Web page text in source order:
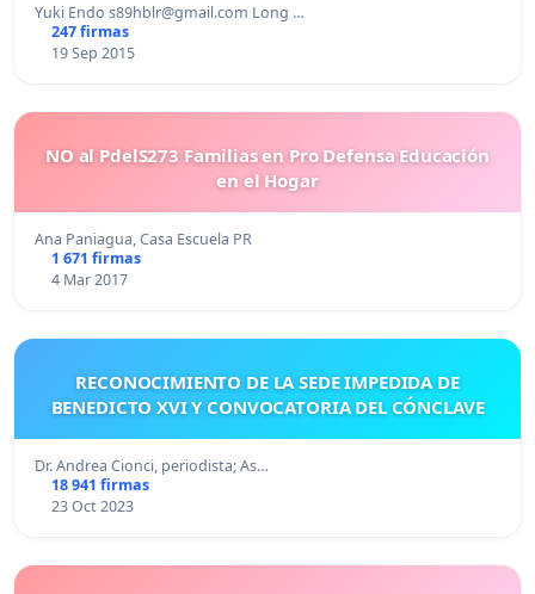
Yuki Endo s89hblr@gmail.com Long …
247 firmas
19 Sep 2015
NO al PdelS273 Familias en Pro Defensa Educación
en el Hogar
Ana Paniagua, Casa Escuela PR
1 671 firmas
4 Mar 2017
RECONOCIMIENTO DE LA SEDE IMPEDIDA DE
BENEDICTO XVI Y CONVOCATORIA DEL CÓNCLAVE
Dr. Andrea Cionci, periodista; As…
18 941 firmas
23 Oct 2023